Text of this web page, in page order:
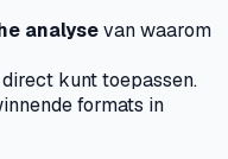
analysevanwaarom
kunt toepassen.
formats in